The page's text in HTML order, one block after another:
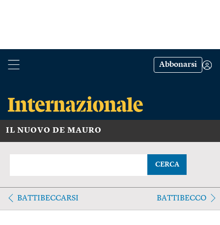
Abbonarsi
IL NUOVO DE MAURO
CERCA
BATTIBECCARSI BATTIBECCO